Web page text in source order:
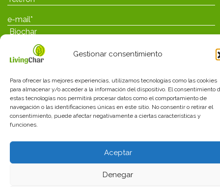
Gestionar consentimiento
Para ofrecer las mejores experiencias, utilizamos tecnologías como las cookies
para almacenar y/o acceder a la información del dispositivo. El consentimiento
estas tecnologías nos permitirá procesar datos como el comportamiento de
navegación o las identificaciones únicas en este sitio. No consentir o retirar el
consentimiento, puede afectar negativamente a ciertas características y
funciones.
Aceptar
Denegar
He llegit i accepto les polítiques de privacitat
Avisos legales_Política de privacidad_Política de